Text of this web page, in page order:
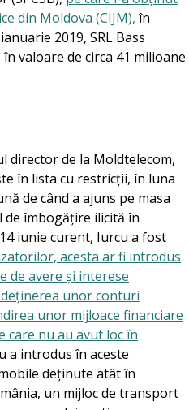
din Moldova (CIJM), în
2019, SRL Bass
valoare de circa 41 milioane
director de la Moldtelecom,
în lista cu restricții, în luna
de când a ajuns pe masa
îmbogățire ilicită în
iunie curent, Iurcu a fost
acesta ar fi introdus
de avere și interese
unor conturi
unor mijloace financiare
nu au avut loc în
a introdus în aceste
deținute atât în
un mijloc de transport